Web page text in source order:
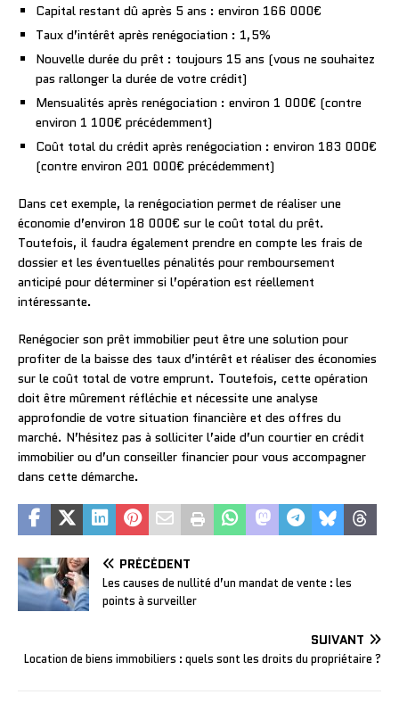
Capital restant dû après 5 ans : environ 166 000€
Taux d’intérêt après renégociation : 1,5%
Nouvelle durée du prêt : toujours 15 ans (vous ne souhaitez
pas rallonger la durée de votre crédit)
Mensualités après renégociation : environ 1 000€ (contre
environ 1 100€ précédemment)
Coût total du crédit après renégociation : environ 183 000€
(contre environ 201 000€ précédemment)
Dans cet exemple, la renégociation permet de réaliser une
économie d’environ 18 000€ sur le coût total du prêt.
Toutefois, il faudra également prendre en compte les frais de
dossier et les éventuelles pénalités pour remboursement
anticipé pour déterminer si l’opération est réellement
intéressante.
Renégocier son prêt immobilier peut être une solution pour
profiter de la baisse des taux d’intérêt et réaliser des économies
sur le coût total de votre emprunt. Toutefois, cette opération
doit être mûrement réfléchie et nécessite une analyse
approfondie de votre situation financière et des offres du
marché. N’hésitez pas à solliciter l’aide d’un courtier en crédit
immobilier ou d’un conseiller financier pour vous accompagner
dans cette démarche.
PRÉCÉDENT
Les causes de nullité d’un mandat de vente : les
points à surveiller
SUIVANT
Location de biens immobiliers : quels sont les droits du propriétaire ?